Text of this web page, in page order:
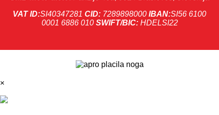
VAT ID:SI40347281 CID: 7289898000 IBAN:SI56 6100
0001 6886 010 SWIFT/BIC:HDELSI22
×